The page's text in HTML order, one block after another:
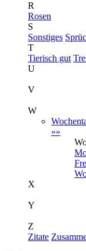
R
Rosen
S
Sonstiges
T
Tierisch gut
U
V
W
»»
X
Y
Z
Zitate